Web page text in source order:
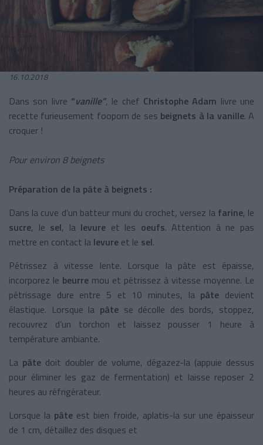
16.10.2018
Dans son livre “vanille”, le chef Christophe Adam livre une
recette furieusement fooporn de ses beignets à la vanille. A
croquer !
Pour environ 8 beignets
Préparation de la pâte à beignets :
Dans la cuve d’un batteur muni du crochet, versez la farine, le
sucre, le sel, la levure et les oeufs. Attention à ne pas
mettre en contact la levure et le sel.
Pétrissez à vitesse lente. Lorsque la pâte est épaisse,
incorporez le beurre mou et pétrissez à vitesse moyenne. Le
pétrissage dure entre 5 et 10 minutes, lapâte devient
élastique. Lorsque la pâtese décolle des bords, stoppez,
recouvrez d’un torchon et laissez pousser 1 heure à
température ambiante.
La pâte doit doubler de volume, dégazez-la (appuie dessus
pour éliminer les gaz de fermentation) et laisse reposer 2
heures au réfrigérateur.
Lorsque la pâte est bien froide, aplatis-la sur une épaisseur
de 1 cm, détaillez des disques et